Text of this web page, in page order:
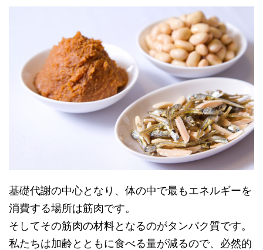
基礎代謝の中心となり、体の中で最もエネルギーを
消費する場所は筋肉です。
そしてその筋肉の材料となるのがタンパク質です。
私たちは加齢とともに食べる量が減るので、必然的